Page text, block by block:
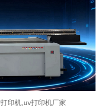
印机,uv打印机厂家